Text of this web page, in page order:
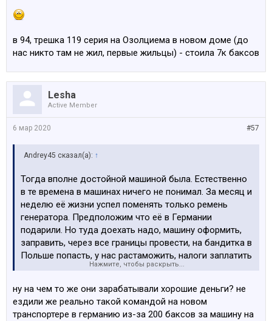
в 94, трешка 119 серия на Озолциема в новом доме (до
нас никто там не жил, первые жильцы) - стоила 7к баксов
Lesha
Active Member
#57
6 мар 2020
Andrey45 сказал(а): ↑
Тогда вполне достойной машиной была. Естественно
в те времена в машинах ничего не понимал. За месяц и
неделю её жизни успел поменять только ремень
генератора. Предположим что её в Германии
подарили. Но туда доехать надо, машину оформить,
заправить, через все границы провести, на бандитка в
Польше попасть, у нас растаможить, налоги заплатить
и ТО пройти. Сколько там останется? В те веселые
Нажмите, чтобы раскрыть...
ну на чем то же они зарабатывали хорошие деньги? не
ездили же реально такой командой на новом
транспортере в германию из-за 200 баксов за машину на